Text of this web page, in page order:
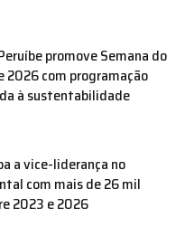
promove Semana do
2026 com programação
à sustentabilidade
a vice-liderança no
com mais de 26 mil
2023 e 2026